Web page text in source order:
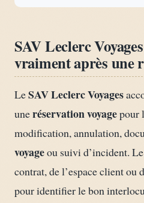
SAV Leclerc
vraiment après une
LeSAV Leclerc Voyages
uneréservation voyagepour
modification, annulation,
voyageou suivi d’incident.
contrat, de l’espace client ou
pour identifier le bon